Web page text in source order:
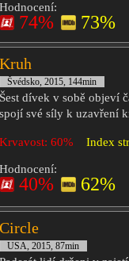
Hodnocení:
74% 73%
Kruh
Švédsko, 2015, 144min
Šest dívek v sobě objeví
spojí své síly k uzavření
Krvavost: 60% Index
Hodnocení:
40% 62%
Circle
USA, 2015, 87min